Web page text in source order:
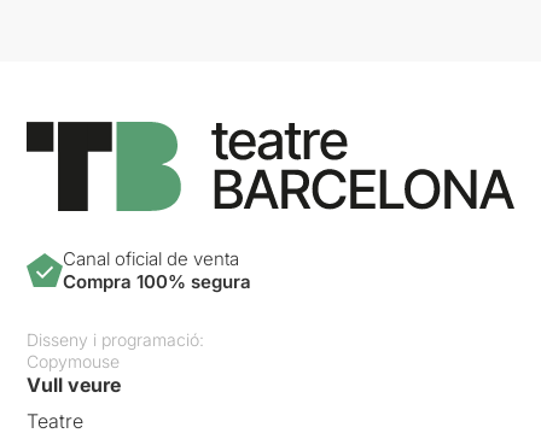
Canal oficial de venta
Compra 100% segura
Disseny i programació:
Copymouse
Vull veure
Teatre